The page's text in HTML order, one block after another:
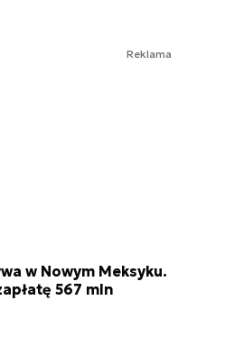
Reklama
w Nowym Meksyku.
567 mln